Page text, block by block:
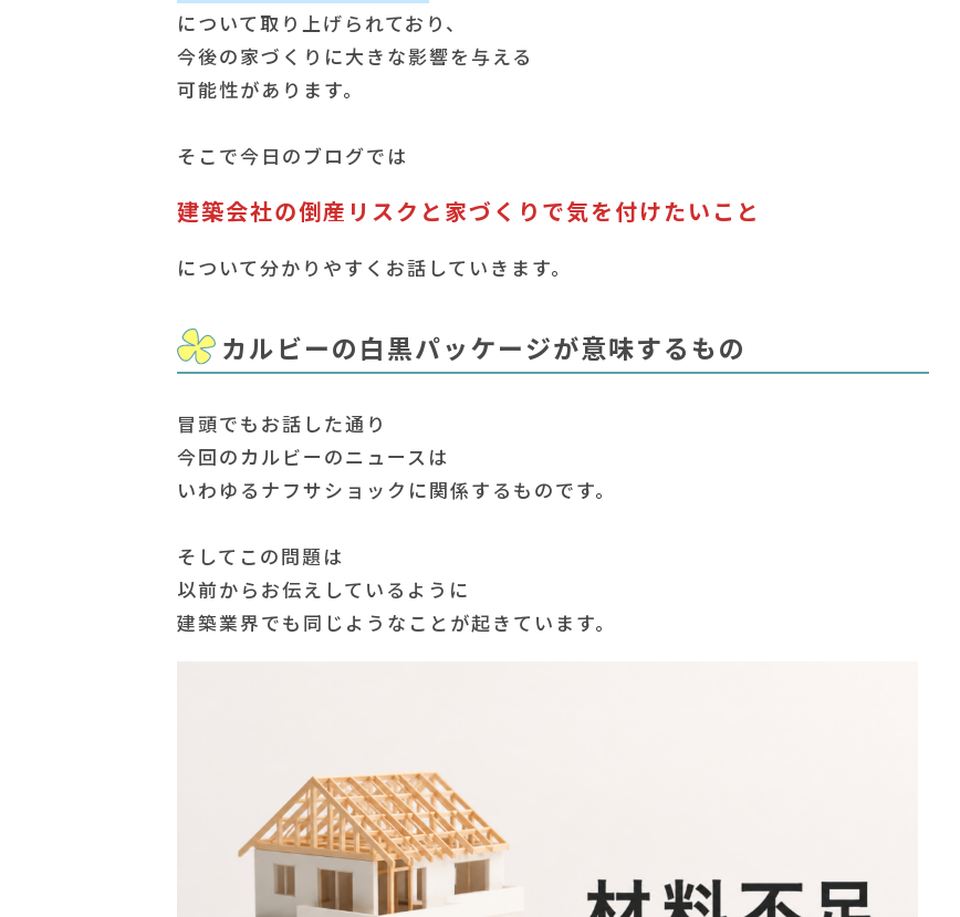
について取り上げられており、
今後の家づくりに大きな影響を与える
可能性があります。
そこで今日のブログでは
建築会社の倒産リスクと家づくりで気を付けたいこと
について分かりやすくお話していきます。
カルビーの白黒パッケージが意味するもの
冒頭でもお話した通り
今回のカルビーのニュースは
いわゆるナフサショックに関係するものです。
そしてこの問題は
以前からお伝えしているように
建築業界でも同じようなことが起きています。